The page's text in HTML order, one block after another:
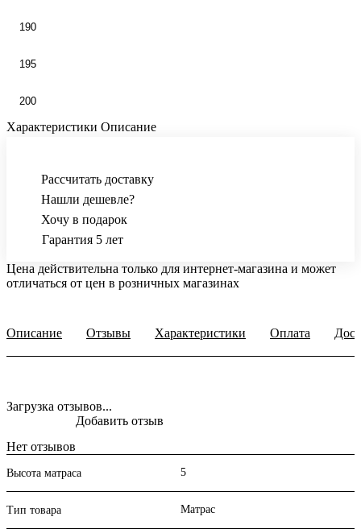
190
195
200
Характеристики Описание
Рассчитать доставку
Нашли дешевле?
Хочу в подарок
Гарантия 5 лет
Цена действительна только для интернет-магазина и может
отличаться от цен в розничных магазинах
Описание Отзывы Характеристики Оплата
Загрузка отзывов...
Нет отзывов
Добавить отзыв
Высота матраса 5
Тип товара Матрас